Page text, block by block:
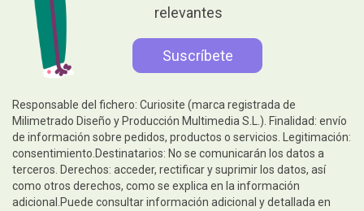
relevantes
Responsable del fichero: Curiosite (marca registrada de
Milimetrado Diseño y Producción Multimedia S.L.). Finalidad: envío
de información sobre pedidos, productos o servicios. Legitimación:
consentimiento.Destinatarios: No se comunicarán los datos a
terceros. Derechos: acceder, rectificar y suprimir los datos, así
como otros derechos, como se explica en la información
adicional.Puede consultar información adicional y detallada en